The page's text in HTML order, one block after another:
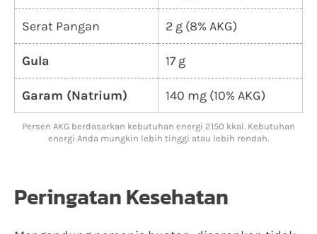
Serat Pangan 2 g (8% AKG)
Gula 17 g
Garam (Natrium) 140 mg (10% AKG)
Persen AKG berdasarkan kebutuhan energi 2150 kkal. Kebutuhan
energi Anda mungkin lebih tinggi atau lebih rendah.
Peringatan Kesehatan